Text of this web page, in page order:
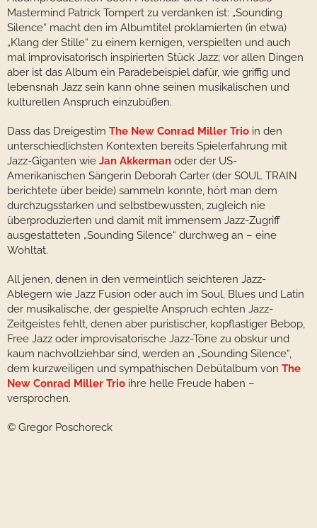
Mastermind Patrick Tompert zu verdanken ist: „Sounding
Silence“ macht den im Albumtitel proklamierten (in etwa)
„Klang der Stille“ zu einem kernigen, verspielten und auch
mal improvisatorisch inspirierten Stück Jazz; vor allen Dingen
aber ist das Album ein Paradebeispiel dafür, wie griffig und
lebensnah Jazz sein kann ohne seinen musikalischen und
kulturellen Anspruch einzubüßen.
Dass das Dreigestirn The New Conrad Miller Trio in den
unterschiedlichsten Kontexten bereits Spielerfahrung mit
Jazz-Giganten wie Jan Akkerman oder der US-
Amerikanischen Sängerin Deborah Carter (der SOUL TRAIN
berichtete über beide) sammeln konnte, hört man dem
durchzugsstarken und selbstbewussten, zugleich nie
überproduzierten und damit mit immensem Jazz-Zugriff
ausgestatteten „Sounding Silence“ durchweg an – eine
Wohltat.
All jenen, denen in den vermeintlich seichteren Jazz-
Ablegern wie Jazz Fusion oder auch im Soul, Blues und Latin
der musikalische, der gespielte Anspruch echten Jazz-
Zeitgeistes fehlt, denen aber puristischer, kopflastiger Bebop,
Free Jazz oder improvisatorische Jazz-Töne zu obskur und
kaum nachvollziehbar sind, werden an „Sounding Silence“,
dem kurzweiligen und sympathischen Debütalbum von The
New Conrad Miller Trio ihre helle Freude haben –
versprochen.
© Gregor Poschoreck